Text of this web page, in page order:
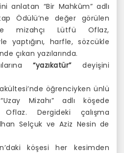
anlatan “Bir Mahkûm” adlı
Ödülü’ne değer görülen
mizahçı Lütfü Oflaz,
yaptığını, harfle, sözcükle
çıkan yazılarında.
“yazıkatür”deyişini
öğrenciyken ünlü
Mizahı” adlı köşede
Oflaz. Dergideki çalışma
Selçuk ve Aziz Nesin de
köşesi her kesimden